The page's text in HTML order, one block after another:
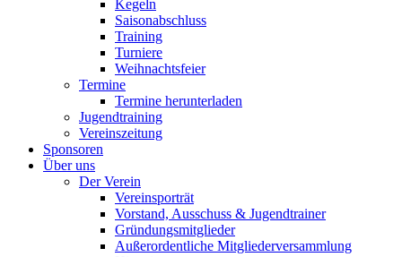
Kegeln
Saisonabschluss
Training
Turniere
Weihnachtsfeier
Termine
Termine herunterladen
Jugendtraining
Vereinszeitung
Sponsoren
Über uns
Der Verein
Vereinsporträt
Vorstand, Ausschuss & Jugendtrainer
Gründungsmitglieder
Außerordentliche Mitgliederversammlung